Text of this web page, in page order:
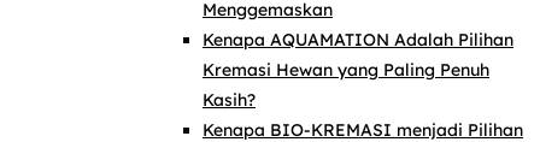
Menggemaskan
Kenapa AQUAMATION Adalah Pilihan
Kremasi Hewan yang Paling Penuh
Kasih?
Kenapa BIO-KREMASI menjadi Pilihan